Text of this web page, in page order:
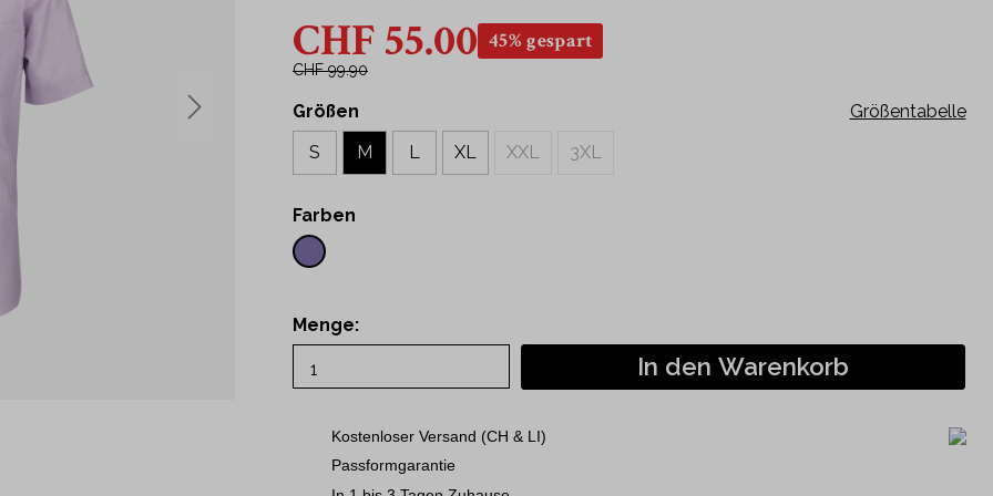
Philipp Fankhauser Kollektion
44
45
46
48
2XL
CHF 55.00 45% gespart
CHF 99.90
Größentabelle
Größen
3XL
L
M
S XL XXL
Farben
Menge:
In den Warenkorb
Kostenloser Versand (CH & LI)
Passformgarantie